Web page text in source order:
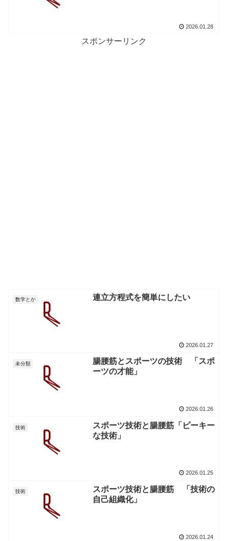
2026.01.28
スポンサーリンク
数学とか 連立方程式を簡単にしたい
2026.01.27
未分類
腸腰筋とスポーツの技術 「スポ
ーツの才能」
2026.01.26
技術
スポーツ技術と腸腰筋「ピーキー
な技術」
2026.01.25
技術
スポーツ技術と腸腰筋 「技術の
自己組織化」
2026.01.24